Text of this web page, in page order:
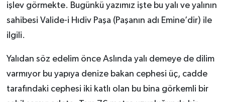
işlev görmekte. Bugünkü yazımız işte bu yalı ve yalının
sahibesi Valide-i Hıdiv Paşa (Paşanın adı Emine’dir) ile
ilgili.
Yalıdan söz edelim önce Aslında yalı demeye de dilim
varmıyor bu yapıya denize bakan cephesi üç, cadde
tarafındaki cephesi iki katlı olan bu bina görkemli bir